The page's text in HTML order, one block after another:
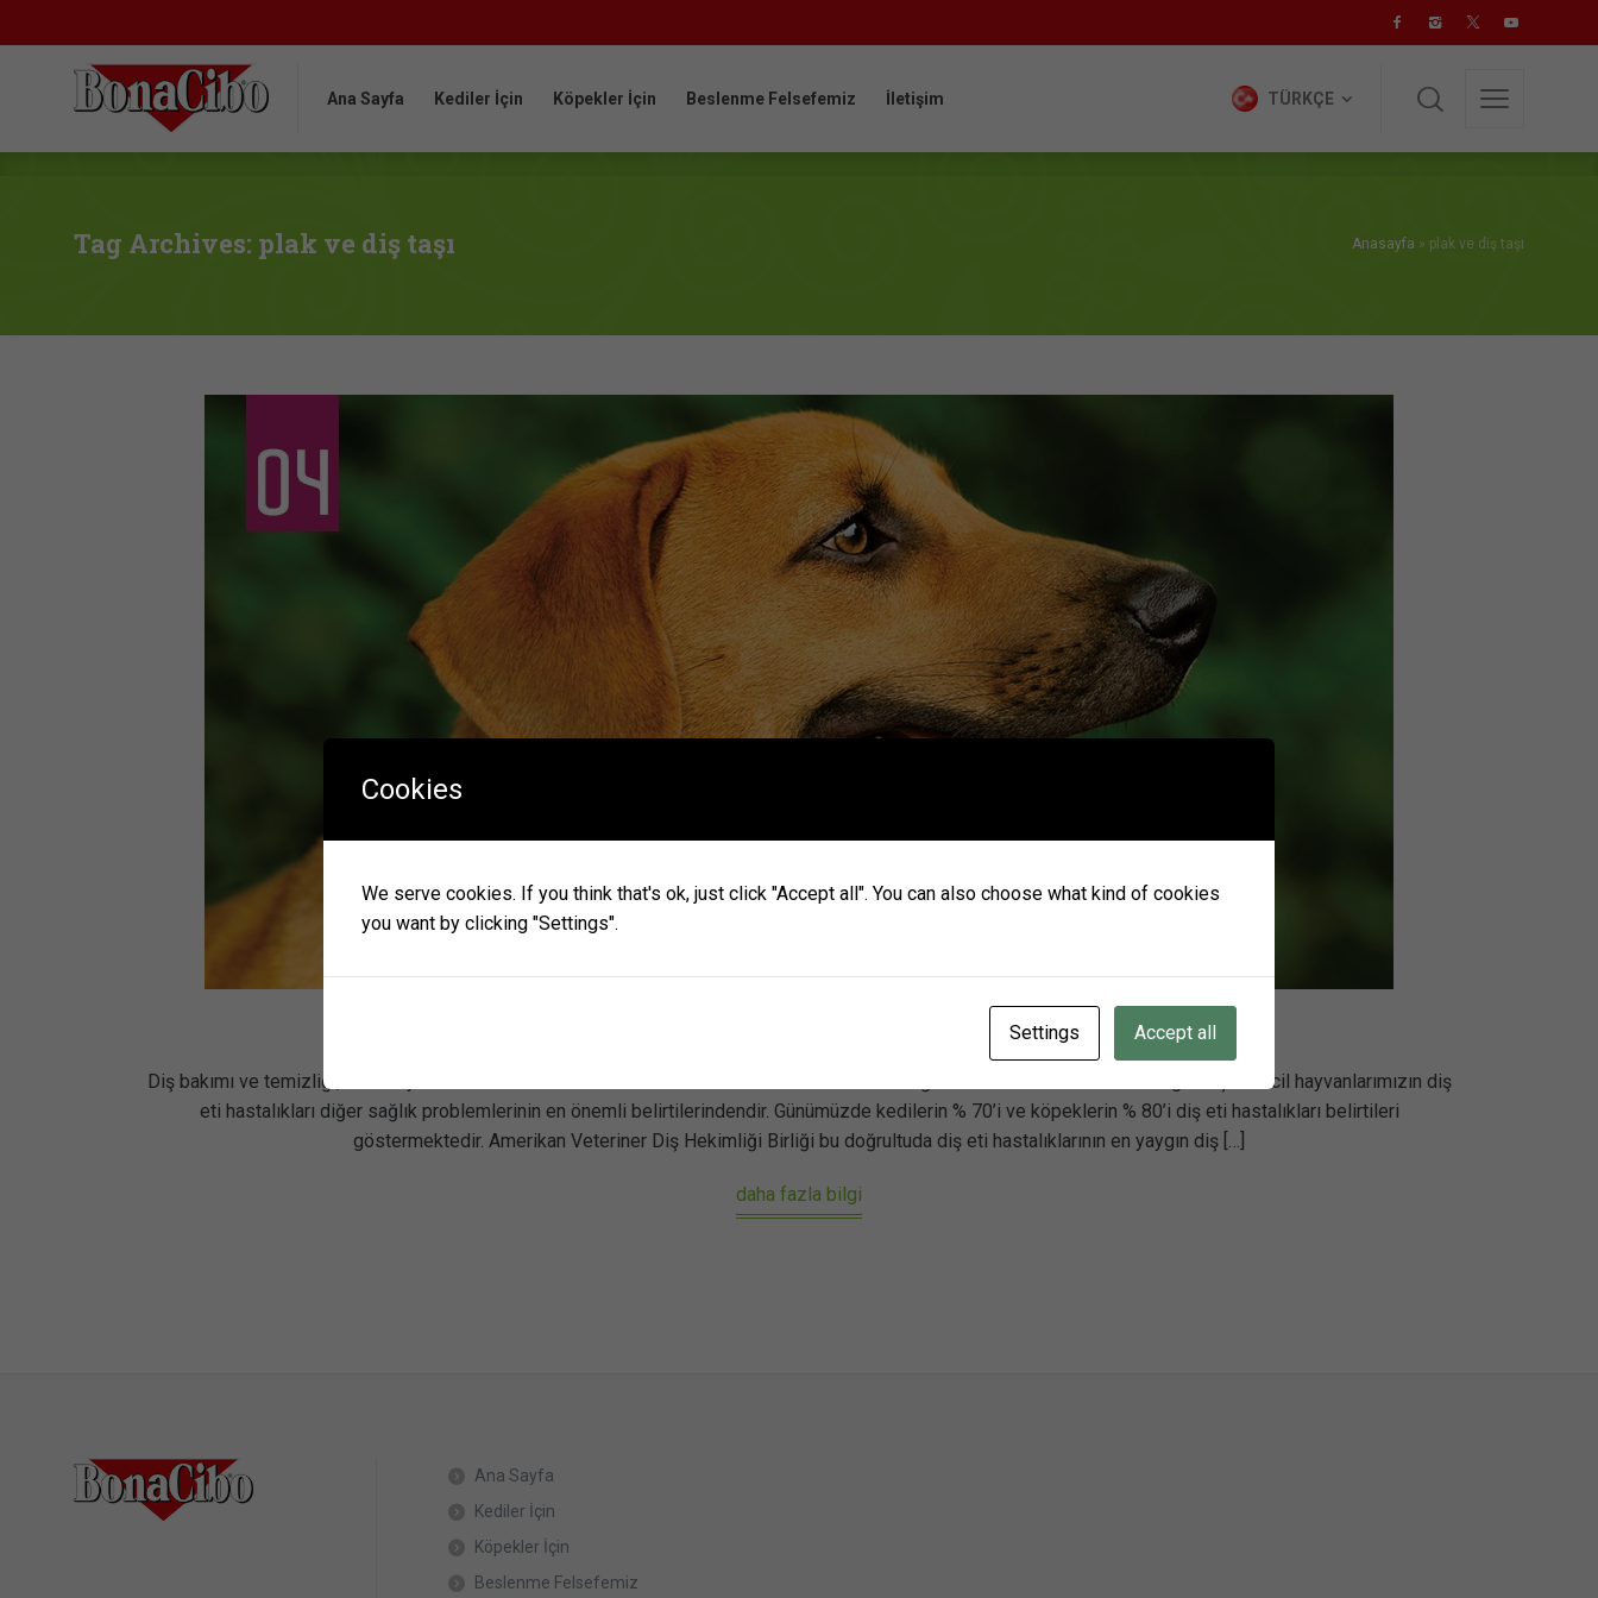
Ana Sayfa Kediler İçin Köpekler İçin Beslenme Felsefemiz İletişim TÜRKÇE
Tag Archives: plak ve diş taşı Anasayfa » plak ve diş taşı
Diş bakımı ve temizliği, son 20 yılda veteriner hekimlerin ve beslenme uzmanlarının odaklandığı temel konulardan biri haline gelmiştir. Evcil hayvanlarımızın diş
eti hastalıkları diğer sağlık problemlerinin en önemli belirtilerindendir. Günümüzde kedilerin % 70’i ve köpeklerin % 80’i diş eti hastalıkları belirtileri
göstermektedir. Amerikan Veteriner Diş Hekimliği Birliği bu doğrultuda diş eti hastalıklarının en yaygın diş […]
daha fazla bilgi
Ana Sayfa
Kediler İçin
Köpekler İçin
Beslenme Felsefemiz
Cookies
We serve cookies. If you think that's ok, just click "Accept all". You can also choose what kind of cookies
you want by clicking "Settings".
Settings Accept all